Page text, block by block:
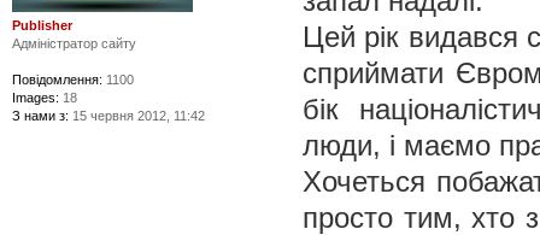
Цей рік видався
сприймати
бік
люди, і маємо
Хочеться
просто тим, хто
Publisher
Адміністратор сайту
Повідомлення: 1100
Images: 18
З нами з: 15 червня 2012, 11:42